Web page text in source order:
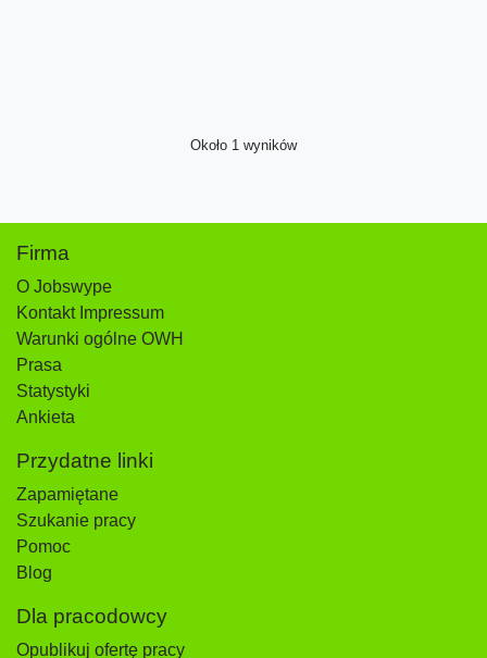
Około 1 wyników
Firma
O Jobswype
Kontakt Impressum
Warunki ogólne OWH
Prasa
Statystyki
Ankieta
Przydatne linki
Zapamiętane
Szukanie pracy
Pomoc
Blog
Dla pracodowcy
Opublikuj ofertę pracy